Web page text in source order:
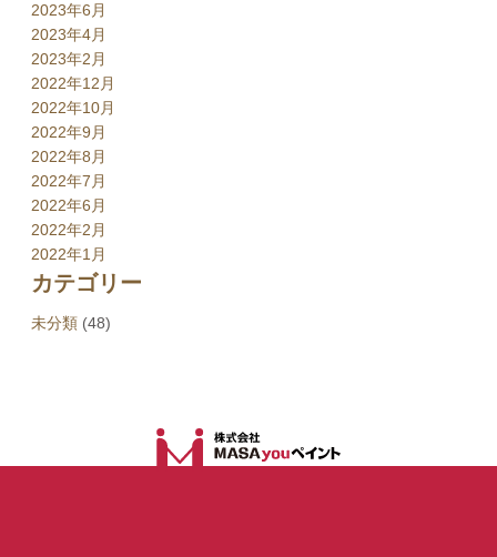
2023年6月
2023年4月
2023年2月
2022年12月
2022年10月
2022年9月
2022年8月
2022年7月
2022年6月
2022年2月
2022年1月
カテゴリー
未分類 (48)